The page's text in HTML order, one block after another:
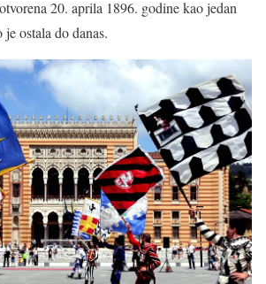
20. aprila 1896. godine kao jedan
ostala do danas.